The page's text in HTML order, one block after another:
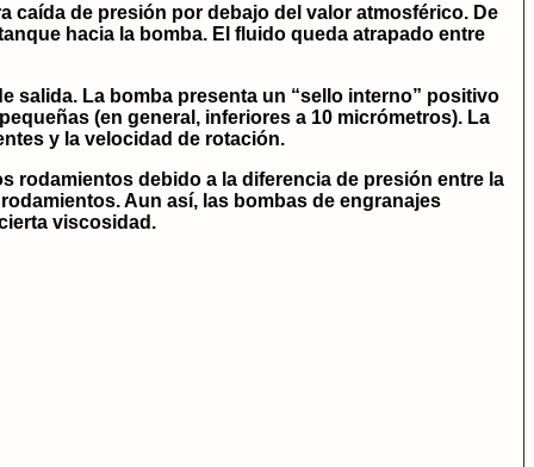
caída de presión por debajo del valor atmosférico. De
hacia la bomba. El fluido queda atrapado entre
salida. La bomba presenta un “sello interno” positivo
(en general, inferiores a 10 micrómetros). La
y la velocidad de rotación.
rodamientos debido a la diferencia de presión entre la
Aun así, las bombas de engranajes
viscosidad.